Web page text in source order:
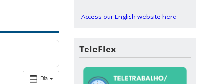
Dia
Access our English website here
TeleFlex